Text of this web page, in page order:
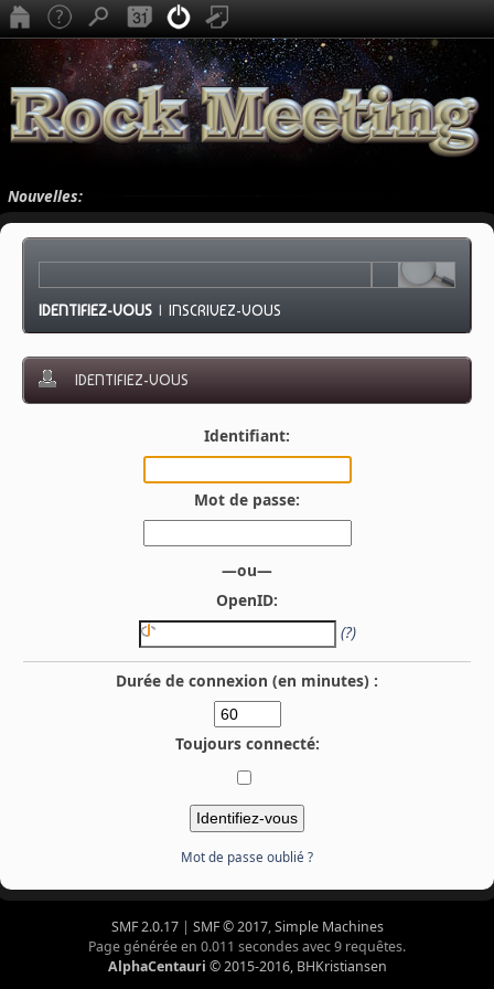
Nouvelles:
IDENTIFIEZ-VOUS |INSCRIVEZ-VOUS
IDENTIFIEZ-VOUS
Identifiant:
Mot de passe:
—ou—
OpenID:
(?)
Durée de connexion (en minutes) :
Toujours connecté:
Mot de passe oublié ?
SMF 2.0.17| SMF © 2017,Simple Machines
Page générée en 0.011 secondes avec 9 requêtes.
AlphaCentauri © 2015-2016, BHKristiansen